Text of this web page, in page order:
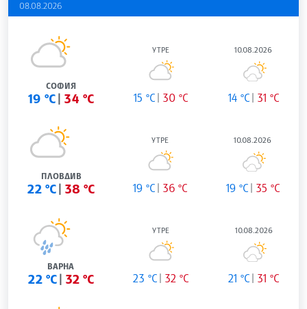
08.08.2026
СОФИЯ
19 °C 34 °C
УТРЕ
15 °C 30 °C
10.08.2026
14 °C 31 °C
ПЛОВДИВ
22 °C 38 °C
УТРЕ
19 °C 36 °C
10.08.2026
19 °C 35 °C
ВАРНА
22 °C 32 °C
УТРЕ
23 °C 32 °C
10.08.2026
21 °C 31 °C